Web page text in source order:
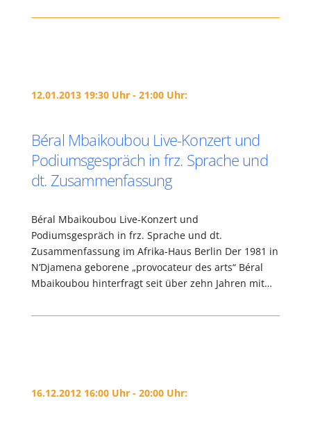
12.01.2013 19:30 Uhr - 21:00 Uhr:
Béral Mbaikoubou Live-Konzert und
Podiumsgespräch in frz. Sprache und
dt. Zusammenfassung
Béral Mbaikoubou Live-Konzert und
Podiumsgespräch in frz. Sprache und dt.
Zusammenfassung im Afrika-Haus Berlin Der 1981 in
N’Djamena geborene „provocateur des arts“ Béral
Mbaikoubou hinterfragt seit über zehn Jahren mit…
16.12.2012 16:00 Uhr - 20:00 Uhr: